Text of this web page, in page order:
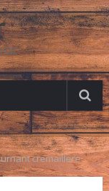
cremaillere